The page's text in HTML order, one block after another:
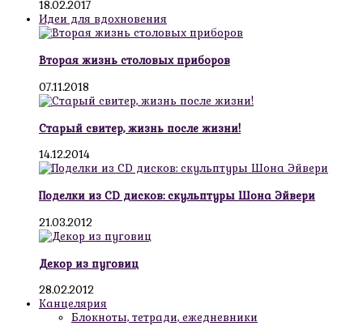
18.02.2017
Идеи для вдохновения
Вторая жизнь столовых приборов
07.11.2018
Старый свитер, жизнь после жизни!
14.12.2014
Поделки из CD дисков: скульптуры Шона Эйвери
21.03.2012
Декор из пуговиц
28.02.2012
Канцелярия
Блокноты, тетради, ежедневники